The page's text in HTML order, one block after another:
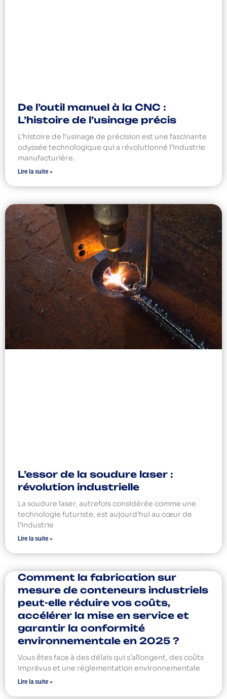
De l’outil manuel à la CNC :
L’histoire de l’usinage précis
L’histoire de l’usinage de précision est une fascinante
odyssée technologique qui a révolutionné l’industrie
manufacturière.
Lire la suite »
L’essor de la soudure laser :
révolution industrielle
La soudure laser, autrefois considérée comme une
technologie futuriste, est aujourd’hui au cœur de
l’industrie
Lire la suite »
Comment la fabrication sur
mesure de conteneurs industriels
peut-elle réduire vos coûts,
accélérer la mise en service et
garantir la conformité
environnementale en 2025 ?
Vous êtes face à des délais qui s’allongent, des coûts
imprévus et une réglementation environnementale
Lire la suite »